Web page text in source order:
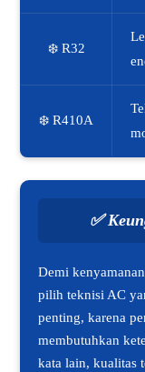
❄️ R32
❄️ R410A
✅
Demi
pilih teknisi AC
penting, karena
membutuhkan
kata lain, kualitas